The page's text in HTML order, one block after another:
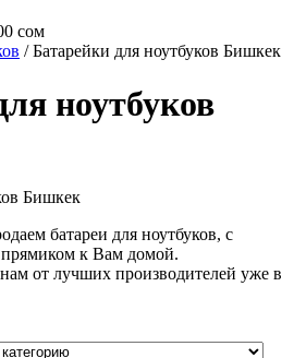
сом
/ Батарейки для ноутбуков Бишкек
ноутбуков
батареи для ноутбуков, c
к Вам домой.
от лучших производителей уже в